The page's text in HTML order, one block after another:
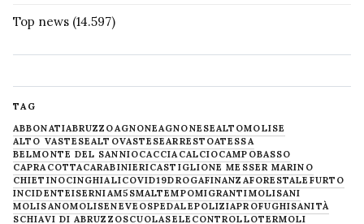
Top news (14.597)
TAG
ABBONATIABRUZZOAGNONEAGNONESEALTOMOLISE
ALTO VASTESEALTOVASTESEARRESTOATESSA
BELMONTE DEL SANNIOCACCIACALCIOCAMPOBASSO
CAPRACOTTACARABINIERICASTIGLIONE MESSER MARINO
CHIETINOCINGHIALICOVID19DROGAFINANZAFORESTALE FURTO
INCIDENTEISERNIAM5SMALTEMPOMIGRANTIMOLISANI
MOLISANOMOLISENEVE OSPEDALEPOLIZIAPROFUGHISANITÀ
SCHIAVI DI ABRUZZOSCUOLASELECONTROLLOTERMOLI